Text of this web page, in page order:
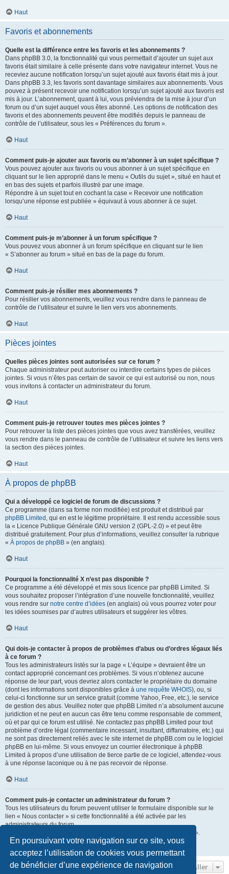
En poursuivant votre navigation sur ce site, vous
acceptez l’utilisation de cookies vous permettant
de bénéficier d’une expérience de navigation
Haut
Favoris et abonnements
Quelle est la différence entre les favoris et les abonnements ?
Dans phpBB 3.0, la fonctionnalité qui vous permettait d’ajouter un sujet aux
favoris était similaire à celle présente dans votre navigateur internet. Vous ne
receviez aucune notification lorsqu’un sujet ajouté aux favoris était mis à jour.
Dans phpBB 3.3, les favoris sont davantage similaires aux abonnements. Vous
pouvez à présent recevoir une notification lorsqu’un sujet ajouté aux favoris est
mis à jour. L’abonnement, quant à lui, vous préviendra de la mise à jour d’un
forum ou d’un sujet auquel vous êtes abonné. Les options de notification des
favoris et des abonnements peuvent être modifiés depuis le panneau de
contrôle de l’utilisateur, sous les « Préférences du forum ».
Haut
Comment puis-je ajouter aux favoris ou m’abonner à un sujet spécifique ?
Vous pouvez ajouter aux favoris ou vous abonner à un sujet spécifique en
cliquant sur le lien approprié dans le menu « Outils du sujet », situé en haut et
en bas des sujets et parfois illustré par une image.
Répondre à un sujet tout en cochant la case « Recevoir une notification
lorsqu’une réponse est publiée » équivaut à vous abonner à ce sujet.
Haut
Comment puis-je m’abonner à un forum spécifique ?
Vous pouvez vous abonner à un forum spécifique en cliquant sur le lien
« S’abonner au forum » situé en bas de la page du forum.
Haut
Comment puis-je résilier mes abonnements ?
Pour résilier vos abonnements, veuillez vous rendre dans le panneau de
contrôle de l’utilisateur et suivre le lien vers vos abonnements.
Haut
Pièces jointes
Quelles pièces jointes sont autorisées sur ce forum ?
Chaque administrateur peut autoriser ou interdire certains types de pièces
jointes. Si vous n’êtes pas certain de savoir ce qui est autorisé ou non, nous
vous invitons à contacter un administrateur du forum.
Haut
Comment puis-je retrouver toutes mes pièces jointes ?
Pour retrouver la liste des pièces jointes que vous avez transférées, veuillez
vous rendre dans le panneau de contrôle de l’utilisateur et suivre les liens vers
la section des pièces jointes.
Haut
À propos de phpBB
Qui a développé ce logiciel de forum de discussions ?
Ce programme (dans sa forme non modifiée) est produit et distribué par
phpBB Limited , qui en est le légitime propriétaire. Il est rendu accessible sous
la « Licence Publique Générale GNU version 2 (GPL-2.0) » et peut être
distribué gratuitement. Pour plus d’informations, veuillez consulter la rubrique
« À propos de phpBB » (en anglais).
Haut
Pourquoi la fonctionnalité X n’est pas disponible ?
Ce programme a été développé et mis sous licence par phpBB Limited. Si
vous souhaitez proposer l’intégration d’une nouvelle fonctionnalité, veuillez
vous rendre sur notre centre d’idées (en anglais) où vous pourrez voter pour
les idées soumises par d’autres utilisateurs et suggérer les vôtres.
Haut
Qui dois-je contacter à propos de problèmes d’abus ou d’ordres légaux liés
à ce forum ?
Tous les administrateurs listés sur la page « L’équipe » devraient être un
contact approprié concernant ces problèmes. Si vous n’obtenez aucune
réponse de leur part, vous devriez alors contacter le propriétaire du domaine
(dont les informations sont disponibles grâce à une requête WHOIS), ou, si
celui-ci fonctionne sur un service gratuit (comme Yahoo, Free, etc.), le service
de gestion des abus. Veuillez noter que phpBB Limited n’a absolument aucune
juridiction et ne peut en aucun cas être tenu comme responsable de comment,
où et par qui ce forum est utilisé. Ne contactez pas phpBB Limited pour tout
problème d’ordre légal (commentaire incessant, insultant, diffamatoire, etc.) qui
ne sont pas directement reliés avec le site internet de phpBB.com ou le logiciel
phpBB en lui-même. Si vous envoyez un courrier électronique à phpBB
Limited à propos d’une utilisation de tierce partie de ce logiciel, attendez-vous
à une réponse laconique ou à ne pas recevoir de réponse.
Haut
Comment puis-je contacter un administrateur du forum ?
Tous les utilisateurs du forum peuvent utiliser le formulaire disponible sur le
lien « Nous contacter » si cette fonctionnalité a été activée par les
administrateurs du forum.
Les membres du forum peuvent également utiliser le lien « L’équipe ».
Aller